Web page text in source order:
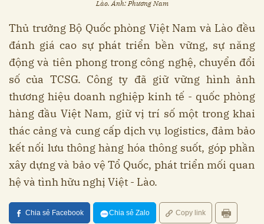
Lào. Ảnh: Phương Nam
Thủ trưởng Bộ Quốc phòng Việt Nam và Lào đều
đánh giá cao sự phát triển bền vững, sự năng
động và tiên phong trong công nghệ, chuyển đổi
số của TCSG. Công ty đã giữ vững hình ảnh
thương hiệu doanh nghiệp kinh tế - quốc phòng
hàng đầu Việt Nam, giữ vị trí số một trong khai
thác cảng và cung cấp dịch vụ logistics, đảm bảo
kết nối lưu thông hàng hóa thông suốt, góp phần
xây dựng và bảo vệ Tổ Quốc, phát triển mối quan
hệ và tình hữu nghị Việt - Lào.
Chia sẻ Facebook Chia sẻ Zalo Copy link